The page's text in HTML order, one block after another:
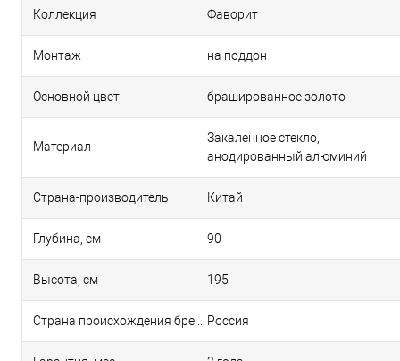
Коллекция Фаворит
Монтаж на поддон
Основной цвет брашированное золото
Материал
Закаленное стекло,
анодированный алюминий
Страна-производитель Китай
Глубина, см 90
Высота, см 195
Россия